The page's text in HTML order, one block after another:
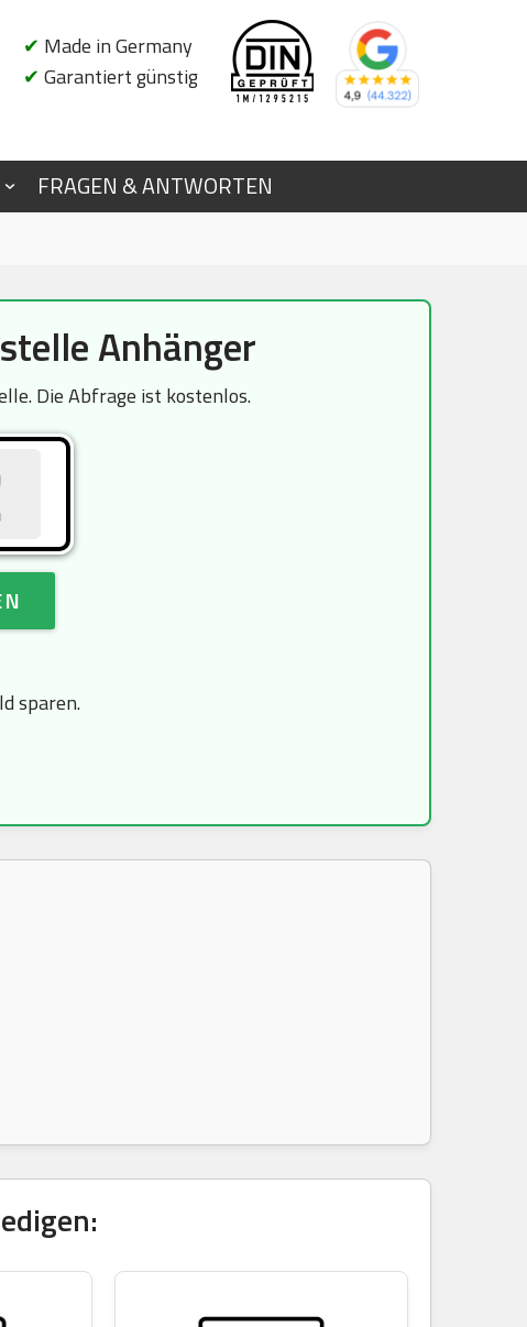
✔ Made in Germany
✔ Garantiert günstig
FRAGEN & ANTWORTEN
Anhänger
Die Abfrage ist kostenlos.
sparen.